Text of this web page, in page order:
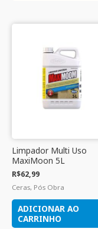
Limpador Multi Uso
MaxiMoon 5L
R$62,99
Ceras, Pós Obra
ADICIONAR AO
CARRINHO